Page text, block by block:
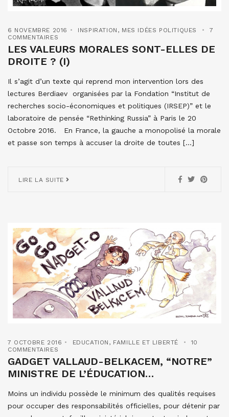
6 NOVEMBRE 2016 INSPIRATION , MES IDÉES POLITIQUES
7
COMMENTAIRES
LES VALEURS MORALES SONT-ELLES DE
DROITE ? (I)
Il s’agit d’un texte qui reprend mon intervention lors des
lectures Berdiaev organisées par la Fondation “Institut de
recherches socio-économiques et politiques (IRSEP)” et le
laboratoire de pensée “Rethinking Russia” à Paris le 20
Octobre 2016. En France, la gauche a monopolisé la morale
et passe son temps à accuser la droite de toutes […]
LIRE LA SUITE
7 OCTOBRE 2016 EDUCATION , FAMILLE ET LIBERTÉ
10
COMMENTAIRES
GADGET VALLAUD-BELKACEM, “NOTRE”
MINISTRE DE L’ÉDUCATION…
Moins un individu possède le minimum des qualités requises
pour occuper des responsabilités officielles, pour détenir par